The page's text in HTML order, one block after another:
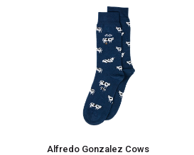
Alfredo Gonzalez Cows